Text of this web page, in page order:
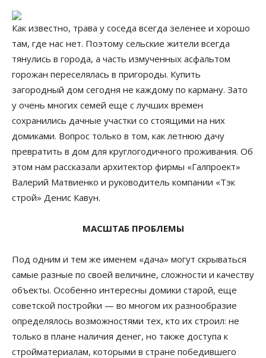
Как известно, трава у соседа всегда зеленее и хорошо
там, где нас нет. Поэтому сельские жители всегда
тянулись в города, а часть измученных асфальтом
горожан переселялась в пригороды. Купить
загородный дом сегодня не каждому по карману. Зато
у очень многих семей еще с лучших времен
сохранились дачные участки со стоящими на них
домиками. Вопрос только в том, как летнюю дачу
превратить в дом для круглогодичного проживания. Об
этом нам рассказали архитектор фирмы «Галпроект»
Валерий Матвиенко и руководитель компании «Тэк
строй» Денис Кавун.
МАСШТАБ ПРОБЛЕМЫ
Под одним и тем же именем «дача» могут скрываться
самые разные по своей величине, сложности и качеству
объекты. Особенно интересны домики старой, еще
советской постройки — во многом их разнообразие
определялось возможностями тех, кто их строил: не
только в плане наличия денег, но также доступа к
стройматериалам, которыми в стране победившего